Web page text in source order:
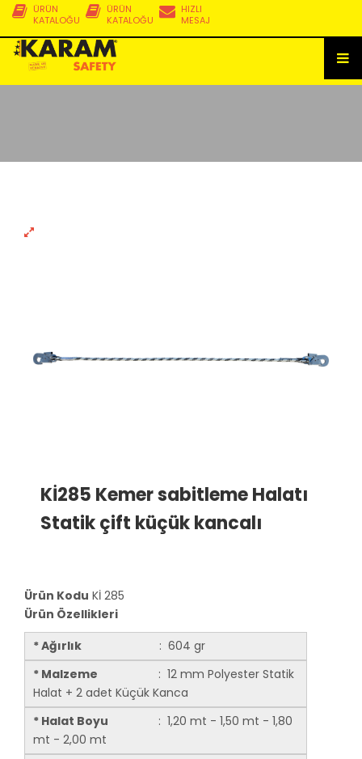
HIZLI
MESAJ
ÜRÜN
KATALOĞU
ÜRÜN
KATALOĞU
Kİ285 Kemer sabitleme Halatı
Statik çift küçük kancalı
Ürün Kodu Kİ 285
Ürün Özellikleri
* Ağırlık
: 604 gr
* Malzeme
: 12 mm Polyester Statik
Halat + 2 adet Küçük Kanca
* Halat Boyu
: 1,20 mt - 1,50 mt - 1,80
mt - 2,00 mt